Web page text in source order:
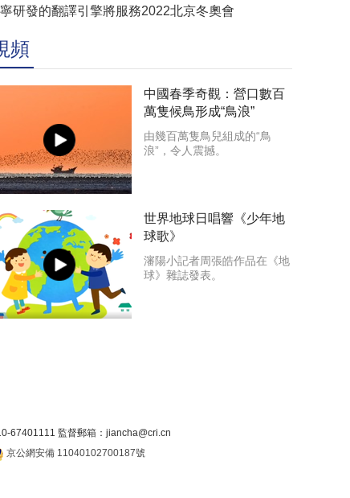
研發的翻譯引擎將服務2022北京冬奧會
頻
中國春季奇觀：營口數百
萬隻候鳥形成“鳥浪”
由幾百萬隻鳥兒組成的“鳥
浪”，令人震撼。
世界地球日唱響《少年地
球歌》
瀋陽小記者周張皓作品在《地
球》雜誌發表。
67401111 監督郵箱：jiancha@cri.cn
京公網安備 11040102700187號